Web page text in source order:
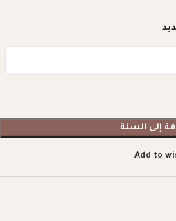
إلى السلة
Add to